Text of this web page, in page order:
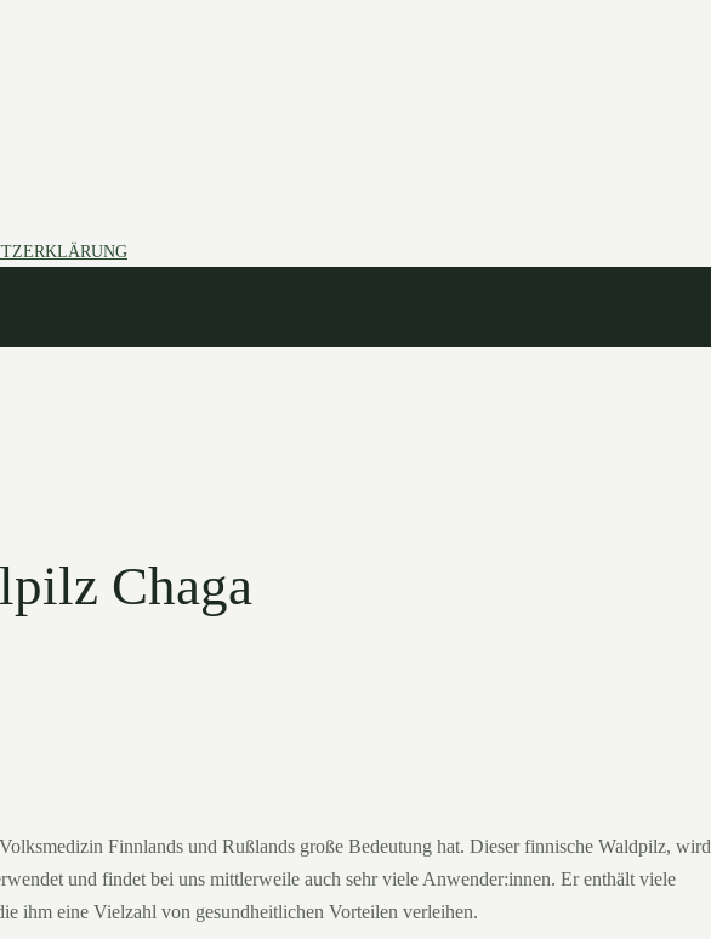
Chaga
Finnlands und Rußlands große Bedeutung hat. Dieser finnische Waldpilz, wird
und findet bei uns mittlerweile auch sehr viele Anwender:innen. Er enthält viele
ihm eine Vielzahl von gesundheitlichen Vorteilen verleihen.